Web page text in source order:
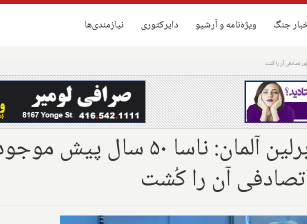
نیازمندی‌ها دایرکتوری ویژه‌نامه و آرشیو جنگ نیازمندی‌ها دایرکتوری ویژه‌نامه و آرشیو جنگ
علمی؛ استاد دانشگاه برلین آلمان:
آن را کُشت